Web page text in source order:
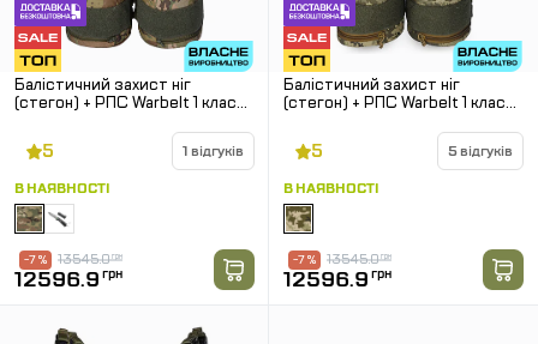
Балістичний захист ніг
(стегон) + РПС Warbelt 1 клас
Розмір: L
5 1 відгуків
В НАЯВНОСТІ
13545.0грн
-7 %
12596.9 грн
Балістичний захист ніг
(стегон) + РПС Warbelt 1 клас
5 5 відгуків
В НАЯВНОСТІ
13545.0грн
-7 %
12596.9 грн